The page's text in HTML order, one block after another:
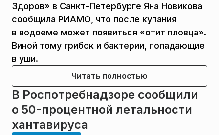
Здоров» в Санкт-Петербурге Яна Новикова
сообщила РИАМО, что после купания
в водоеме может появиться «отит пловца».
Виной тому грибок и бактерии, попадающие
в уши.
Читать полностью
В Роспотребнадзоре сообщили
о 50-процентной летальности
хантавируса